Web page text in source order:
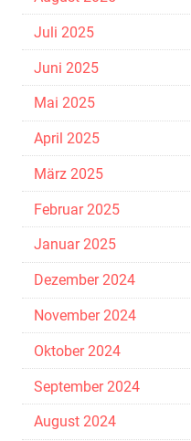
Juli 2025
Juni 2025
Mai 2025
April 2025
März 2025
Februar 2025
Januar 2025
Dezember 2024
November 2024
Oktober 2024
September 2024
August 2024